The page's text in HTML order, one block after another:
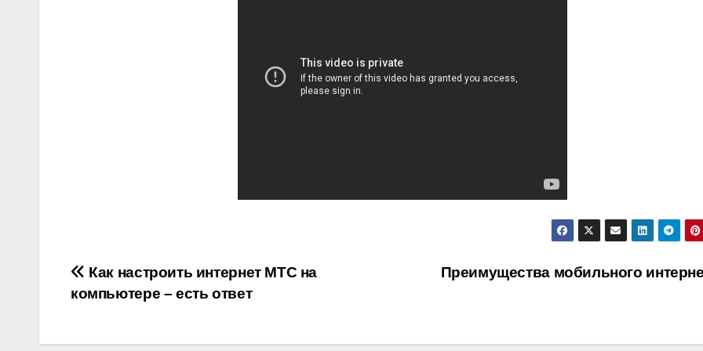
Навігація
записів
Преимущества мобильного
Как настроить интернет МТС на
компьютере – есть ответ